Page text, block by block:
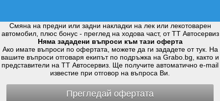
Смяна на предни или задни накладки на лек или лекотоварен
автомобил, плюс бонус - преглед на ходова част, от TT Автосервиз
Няма зададени въпроси към тази оферта
Ако имате въпроси по офертата, можете да ги зададете от тук. На
вашите въпроси отговаря екипът по подръжка на Grabo.bg, както и
представители на TT Автосервиз. Ще получите автоматично e-mail
известие при отговор на въпроса Ви.
Прегледай офертата